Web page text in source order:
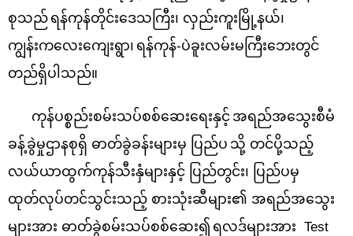
စုသည် ရန်ကုန်တိုင်းဒေသကြီး၊ လှည်းကူးမြို့နယ်၊
ကျွန်းကလေးကျေးရွာ၊ ရန်ကုန်-ပဲခူးလမ်းမကြီးဘေးတွင်
တည်ရှိပါသည်။
ကုန်ပစ္စည်းစမ်းသပ်စစ်ဆေးရေးနှင့် အရည်အသွေးစီမံ
ခန့်ခွဲမှုဌာနစုရှိ ဓာတ်ခွဲခန်းများမှ ပြည်ပ သို့ တင်ပို့သည့်
လယ်ယာထွက်ကုန်သီးနှံများနှင့် ပြည်တွင်း၊ ပြည်ပမှ
ထုတ်လုပ်တင်သွင်းသည့် စားသုံးဆီများ၏ အရည်အသွေး
များအား ဓာတ်ခွဲစမ်းသပ်စစ်ဆေး၍ ရလဒ်များအား Test